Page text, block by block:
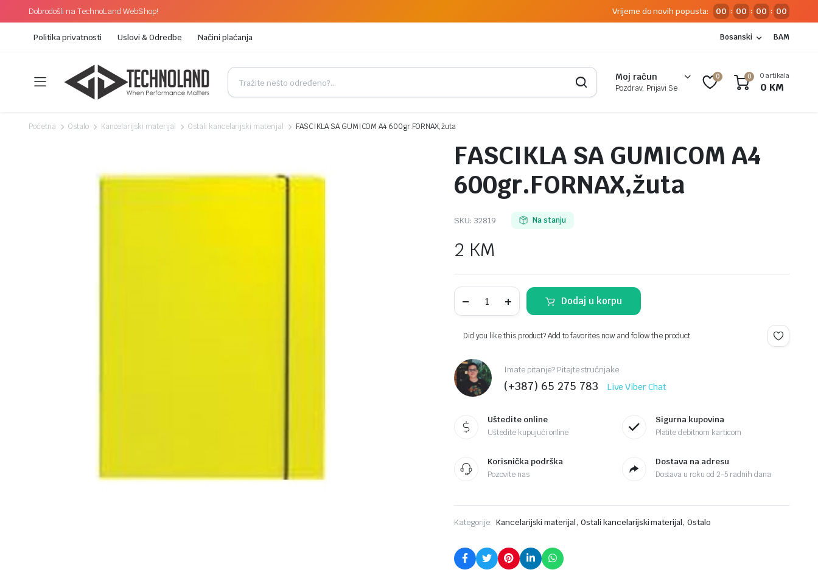
Dobrodošli na TechnoLand WebShop! Vrijeme do novih popusta: 00 : 00 : 00 : 00
Politika privatnosti Uslovi & Odredbe Načini plaćanja Bosanski BAM
Moj račun
Pozdrav, Prijavi Se
0 0 0 artikala
0 KM
Početna Ostalo Kancelarijski materijal Ostali kancelarijski materijal FASCIKLA SA GUMICOM A4 600gr.FORNAX,žuta
FASCIKLA SA GUMICOM A4
600gr.FORNAX,žuta
SKU: 32819 Na stanju
2 KM
GUMICOM
600gr.FORNAX,žuta
quantity
Dodaj u korpu
Did you like this product? Add to favorites now and follow the product.
Imate pitanje? Pitajte stručnjake
(+387) 65 275 783 Live Viber Chat
Uštedite online
Uštedite kupujući online
Sigurna kupovina
Platite debitnom karticom
Korisnička podrška
Pozovite nas
Dostava na adresu
Dostava u roku od 2-5 radnih dana
Kategorije: Kancelarijski materijal, Ostali kancelarijski materijal, Ostalo